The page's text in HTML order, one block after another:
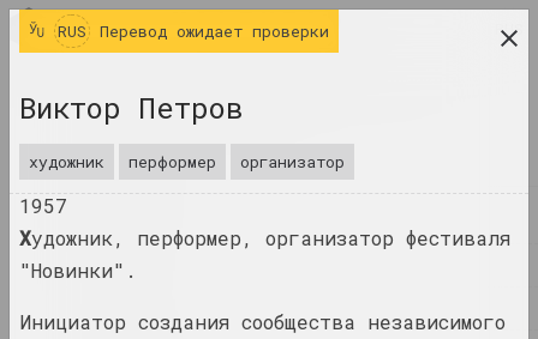
современного искусства
ЖУРНАЛ
ИМЕНА
RUS
RUS Перевод ожидает проверки
Виктор Петров
художник перформер организатор
1957
Художник, перформер, организатор фестиваля
"Новинки".
Инициатор создания сообщества независимого